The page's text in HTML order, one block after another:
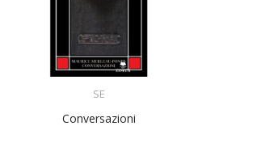
SE
Conversazioni